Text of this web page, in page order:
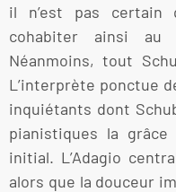
il n’est pas certain
cohabiter ainsi au
Néanmoins, tout
L’interprète ponctue
inquiétants dont
pianistiques la grâce
initial. L’Adagio
alors que la douceur